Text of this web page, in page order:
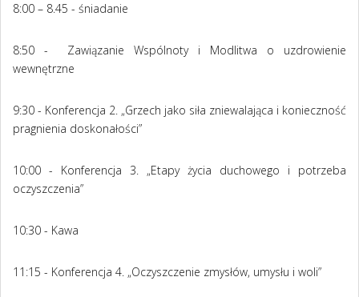
8:00 – 8.45 - śniadanie
8:50 - Zawiązanie Wspólnoty i Modlitwa o uzdrowienie
wewnętrzne
9:30 - Konferencja 2. „Grzech jako siła zniewalająca i konieczność
pragnienia doskonałości”
10:00 - Konferencja 3. „Etapy życia duchowego i potrzeba
oczyszczenia”
10:30 - Kawa
11:15 - Konferencja 4. „Oczyszczenie zmysłów, umysłu i woli”